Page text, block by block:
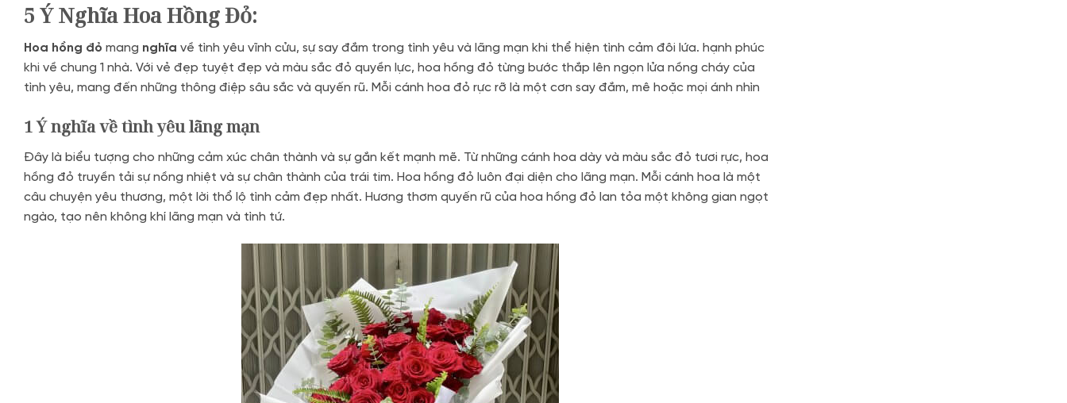
5 Ý Nghĩa Hoa Hồng Đỏ:
Hoa hồng đỏ mang nghĩa về tình yêu vĩnh cửu, sự say đắm trong tình yêu và lãng mạn khi thể hiện tình cảm đôi lứa. hạnh phúc
khi về chung 1 nhà. Với vẻ đẹp tuyệt đẹp và màu sắc đỏ quyền lực, hoa hồng đỏ từng bước thắp lên ngọn lửa nồng cháy của
tình yêu, mang đến những thông điệp sâu sắc và quyến rũ. Mỗi cánh hoa đỏ rực rỡ là một cơn say đắm, mê hoặc mọi ánh nhìn
1 Ý nghĩa về tình yêu lãng mạn
Đây là biểu tượng cho những cảm xúc chân thành và sự gắn kết mạnh mẽ. Từ những cánh hoa dày và màu sắc đỏ tươi rực, hoa
hồng đỏ truyền tải sự nồng nhiệt và sự chân thành của trái tim. Hoa hồng đỏ luôn đại diện cho lãng mạn. Mỗi cánh hoa là một
câu chuyện yêu thương, một lời thổ lộ tình cảm đẹp nhất. Hương thơm quyến rũ của hoa hồng đỏ lan tỏa một không gian ngọt
ngào, tạo nên không khí lãng mạn và tình tứ.